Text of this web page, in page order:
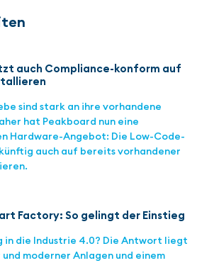
auch Compliance-konform auf
sind stark an ihre vorhandene
hat Peakboard nun eine
Hardware-Angebot: Die Low-Code-
auch auf bereits vorhandener
Factory: So gelingt der Einstieg
in die Industrie 4.0? Die Antwort liegt
moderner Anlagen und einem